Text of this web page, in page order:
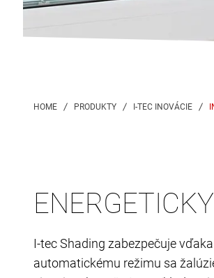
I-tec Shading zabezpečuje
automatickému režimu sa